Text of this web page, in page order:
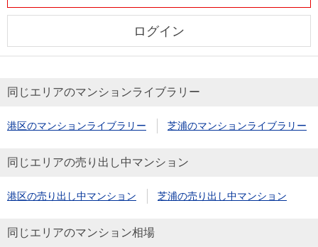
ログイン
同じエリアのマンションライブラリー
港区のマンションライブラリー 芝浦のマンションライブラリー
同じエリアの売り出し中マンション
港区の売り出し中マンション 芝浦の売り出し中マンション
同じエリアのマンション相場